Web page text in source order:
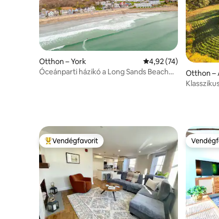
Otthon – York Átlagos értékelés: 5/
4,92 (74)
Óceánparti házikó a Long Sands Beachen
Otthon –
Kiemelt vendégfavorit
Vendégfavorit